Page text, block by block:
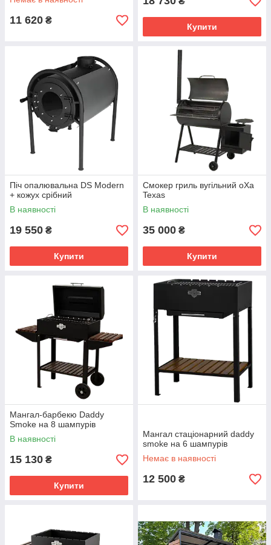
11 620 ₴
Купити
Піч опалювальна DS Modern
+ кожух срібний
В наявності
19 550 ₴
Купити
Смокер гриль вугільний oXa
Texas
В наявності
35 000 ₴
Купити
Мангал-барбекю Daddy
Smoke на 8 шампурів
В наявності
15 130 ₴
Купити
Мангал стаціонарний daddy
smoke на 6 шампурів
Немає в наявності
12 500 ₴